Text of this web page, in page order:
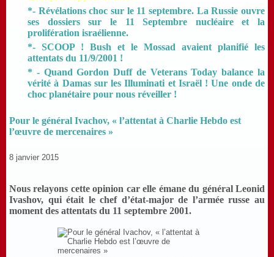
*- Révélations choc sur le 11 septembre. La Russie ouvre
ses dossiers sur le 11 Septembre nucléaire et la
prolifération israélienne.
*- SCOOP ! Bush et le Mossad avaient planifié les
attentats du 11/9/2001 !
* - Quand Gordon Duff de Veterans Today balance la
vérité à Damas sur les Illuminati et Israël ! Une onde de
choc planétaire pour nous réveiller !
Pour le général Ivachov, « l’attentat à Charlie Hebdo est
l’œuvre de mercenaires »
8 janvier 2015
Nous relayons cette opinion car elle émane du général Leonid
Ivashov, qui était le chef d’état-major de l’armée russe au
moment des attentats du 11 septembre 2001.